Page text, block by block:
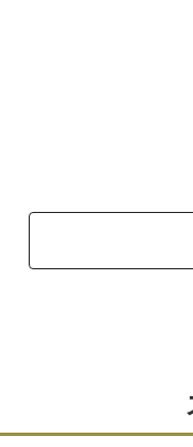
引き出しは「蟻組（
作成されています。